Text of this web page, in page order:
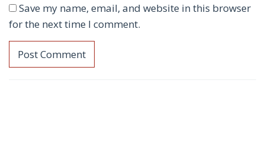
Save my name, email, and website in this browser
for the next time I comment.